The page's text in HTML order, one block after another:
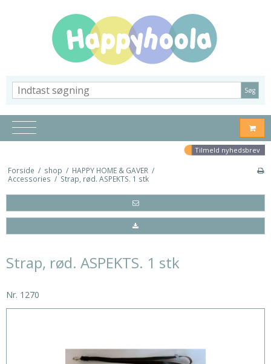
Søg
Tilmeld nyhedsbrev
Forside / shop / HAPPY HOME & GAVER /
Accessories / Strap, rød. ASPEKTS. 1 stk
Strap, rød. ASPEKTS. 1 stk
Nr. 1270